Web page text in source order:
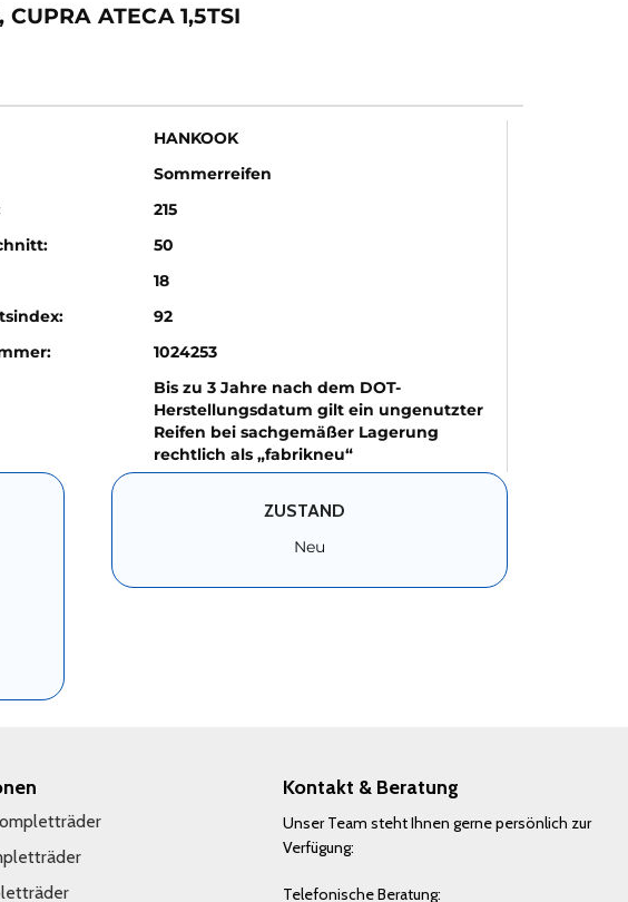
ATECA 1,5TSI
HANKOOK
Sommerreifen
215
50
18
92
1024253
Bis zu 3 Jahre nach dem DOT-
Herstellungsdatum gilt ein ungenutzter
Reifen bei sachgemäßer Lagerung
rechtlich als „fabrikneu“
ZUSTAND
Neu
Kontakt & Beratung
Unser Team steht Ihnen gerne persönlich zur
Verfügung:
Telefonische Beratung: